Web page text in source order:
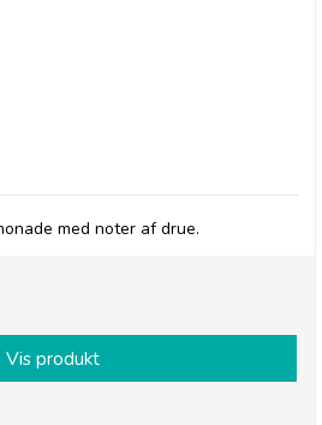
med noter af drue.
Vis produkt